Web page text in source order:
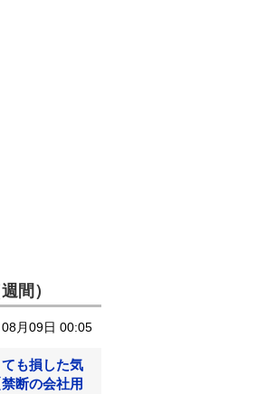
間）
月09日 00:05
ても損した気
断の会社用